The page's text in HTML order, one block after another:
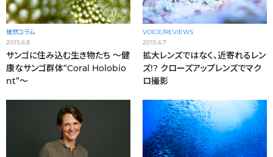
徒然コラム
2015.6.8
サンゴに住み込む生き物たち ～健
康なサンゴ群体“Coral Holobio
nt”～
VOICE/REVIEWS
2015.6.7
拡大レンズではなく、近寄れるレン
ズ!? クローズアップレンズでマク
ロ撮影